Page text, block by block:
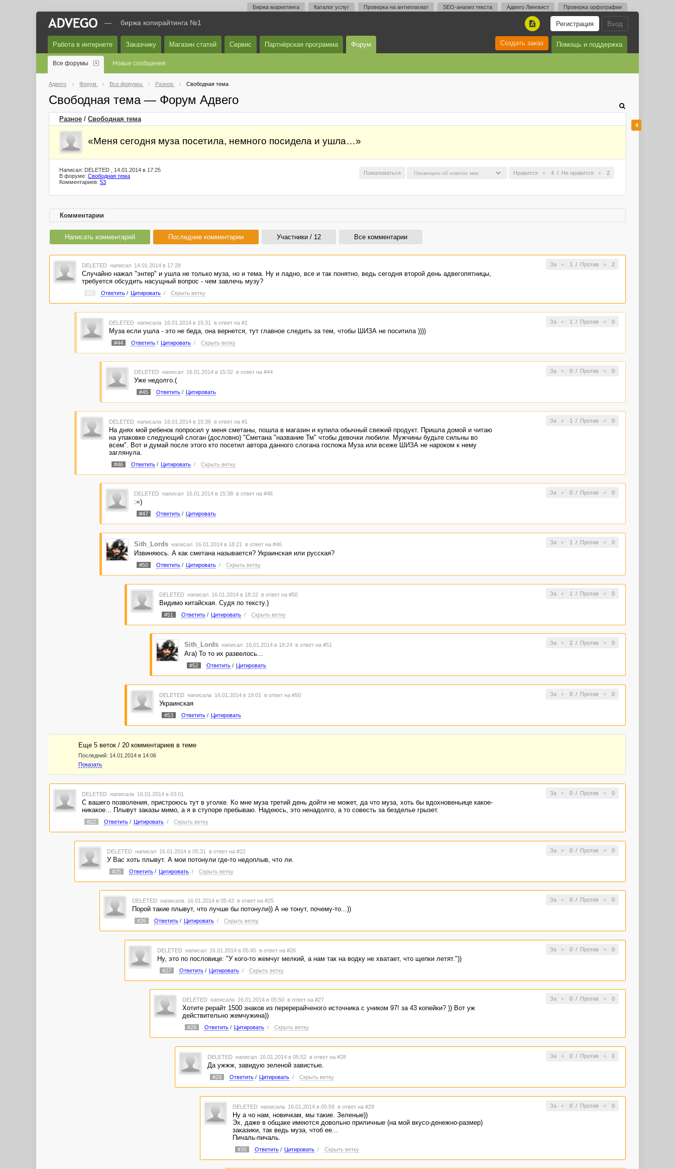
Биржа маркетинга Каталог услуг Проверка на антиплагиат SEO-анализ текста Адвего Лингвист Проверка орфографии
Вход
Регистрация
A
— биржа копирайтинга №1
Работа в интернете Заказчику Магазин статей Сервис Партнёрская программа Форум Помощь и поддержка
Создать заказ
Все форумы Новые сообщения
Адвего Форум Все форумы Разное Свободная тема
Свободная тема — Форум Адвего
Разное / Свободная тема
«Меня сегодня муза посетила, немного посидела и ушла…»
Нравится 4 / Не нравится 2
Пожаловаться
Написал: DELETED , 14.01.2014 в 17:25
В форуме: Свободная тема
Комментариев: 53
Комментарии
Написать комментарий Последние комментарии Участники / 12 Все комментарии
За 1 / Против 2
DELETED написал 14.01.2014 в 17:28
Случайно нажал "энтер" и ушла не только муза, но и тема. Ну и ладно, все и так понятно, ведь сегодня второй день адвегопятницы,
требуется обсудить насущный вопрос - чем завлечь музу?
Ответить/ Цитировать / Скрыть ветку
За 1 / Против 0
DELETED написала 16.01.2014 в 15:31 в ответ на #1
Муза если ушла - это не беда, она вернется, тут главное следить за тем, чтобы ШИЗА не поситила ))))
#44 Ответить/ Цитировать / Скрыть ветку
За 0/ Против 0
DELETED написал 16.01.2014 в 15:32 в ответ на #44
Уже недолго.(
#45 Ответить/ Цитировать
За 1 / Против 0
DELETED написала 16.01.2014 в 15:36 в ответ на #1
На днях мой ребенок попросил у меня сметаны, пошла в магазин и купила обычный свежий продукт. Пришла домой и читаю
на упаковке следующий слоган (дословно) "Сметана "название Тм" чтобы девочки любили. Мужчины будьте сильны во
всем". Вот и думай после этого кто посетил автора данного слогана госпожа Муза или всеже ШИЗА не нароком к нему
заглянула.
#46 Ответить/ Цитировать / Скрыть ветку
За 0/ Против 0
DELETED написал 16.01.2014 в 15:38 в ответ на #46
:=)
#47 Ответить/ Цитировать
За 1 / Против 0
Sith_Lords написал 16.01.2014 в 18:21 в ответ на #46
Извиняюсь. А как сметана называется? Украинская или русская?
#50 Ответить/ Цитировать / Скрыть ветку
За 1 / Против 0
DELETED написал 16.01.2014 в 18:22 в ответ на #50
Видимо китайская. Судя по тексту.)
#51 Ответить/ Цитировать / Скрыть ветку
За 2/ Против 0
Sith_Lords написал 16.01.2014 в 18:24 в ответ на #51
Ага) То то их развелось...
#52 Ответить/ Цитировать
За 0/ Против 0
DELETED написала 16.01.2014 в 19:01 в ответ на #50
Украинская
#53 Ответить/ Цитировать
Еще 5 веток / 20 комментариев в темe
Последний: 14.01.2014 в 14:06
Показать
За 0/ Против 0
DELETED написала 16.01.2014 в 03:01
С вашего позволения, пристроюсь тут в уголке. Ко мне муза третий день дойти не может, да что муза, хоть бы вдохновеньице какое-
никакое... Плывут заказы мимо, а я в ступоре пребываю. Надеюсь, это ненадолго, а то совесть за безделье грызет.
#22 Ответить/ Цитировать / Скрыть ветку
За 0/ Против 0
DELETED написал 16.01.2014 в 05:31 в ответ на #22
У Вас хоть плывут. А мои потонули где-то недоплыв, что ли.
#25 Ответить/ Цитировать / Скрыть ветку
За 0/ Против 0
DELETED написала 16.01.2014 в 05:43 в ответ на #25
Порой такие плывут, что лучше бы потонули)) А не тонут, почему-то...))
#26 Ответить/ Цитировать / Скрыть ветку
За 0/ Против 0
DELETED написал 16.01.2014 в 05:45 в ответ на #26
Ну, это по пословице: "У кого-то жемчуг мелкий, а нам так на водку не хватает, что щепки летят."))
#27 Ответить/ Цитировать / Скрыть ветку
За 0/ Против 0
DELETED написала 16.01.2014 в 05:50 в ответ на #27
Хотите рерайт 1500 знаков из перерерайченого источника с уником 97! за 43 копейки? )) Вот уж
действительно жемчужина))
#28 Ответить/ Цитировать / Скрыть ветку
За 0/ Против 0
DELETED написал 16.01.2014 в 05:52 в ответ на #28
Да ужжж, завидую зеленой завистью.
#29 Ответить/ Цитировать / Скрыть ветку
За 0/ Против 0
DELETED написала 16.01.2014 в 05:59 в ответ на #29
Ну а чо нам, новичкам, мы такие. Зеленые))
Эх, даже в общаке имеются довольно приличные (на мой вкусо-денежно-размер)
заказики, так ведь муза, чтоб ее...
Пичаль-пичаль.
#30 Ответить/ Цитировать / Скрыть ветку